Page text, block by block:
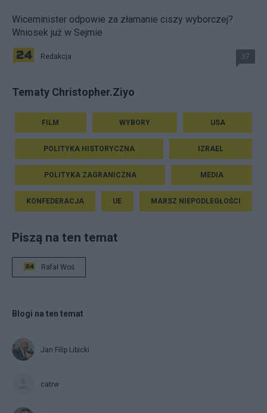
Wiceminister odpowie za złamanie ciszy wyborczej?
Wniosek już w Sejmie
Redakcja 37
Tematy Christopher.Ziyo
FILM WYBORY USA
POLITYKA HISTORYCZNA IZRAEL
POLITYKA ZAGRANICZNA MEDIA
KONFEDERACJA UE MARSZ NIEPODLEGŁOŚCI
Piszą na ten temat
Rafał Woś
Blogi na ten temat
Jan Filip Libicki
catrw